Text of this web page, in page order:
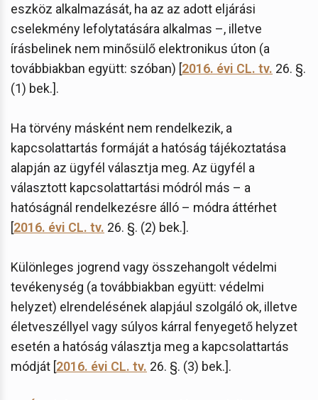
eszköz alkalmazását, ha az az adott eljárási
cselekmény lefolytatására alkalmas –, illetve
írásbelinek nem minősülő elektronikus úton (a
továbbiakban együtt: szóban) [2016. évi CL. tv. 26. §.
(1) bek.].
Ha törvény másként nem rendelkezik, a
kapcsolattartás formáját a hatóság tájékoztatása
alapján az ügyfél választja meg. Az ügyfél a
választott kapcsolattartási módról más – a
hatóságnál rendelkezésre álló – módra áttérhet
[2016. évi CL. tv. 26. §. (2) bek.].
Különleges jogrend vagy összehangolt védelmi
tevékenység (a továbbiakban együtt: védelmi
helyzet) elrendelésének alapjául szolgáló ok, illetve
életveszéllyel vagy súlyos kárral fenyegető helyzet
esetén a hatóság választja meg a kapcsolattartás
módját [2016. évi CL. tv. 26. §. (3) bek.].